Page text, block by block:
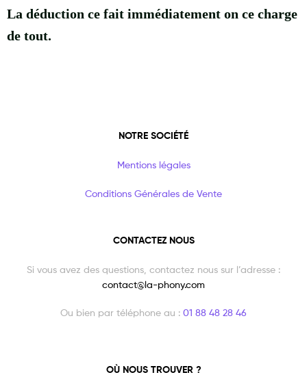
La déduction ce fait immédiatement on ce charge
de tout.
NOTRE SOCIÉTÉ
Mentions légales
Conditions Générales de Vente
CONTACTEZ NOUS
Si vous avez des questions, contactez nous sur l’adresse :
contact@la-phony.com
Ou bien par téléphone au : 01 88 48 28 46
OÙ NOUS TROUVER ?